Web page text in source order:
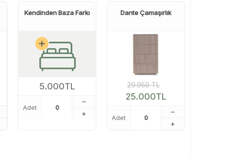
Kendinden Baza Farkı
5.000TL
Adet
Dante Çamaşırlık
29.950TL
25.000TL
Adet